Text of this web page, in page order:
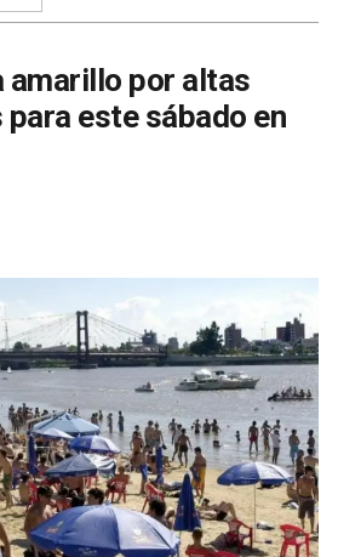
amarillo por altas
este sábado en